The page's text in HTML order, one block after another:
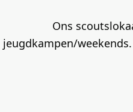
Ons
jeugdkampen/